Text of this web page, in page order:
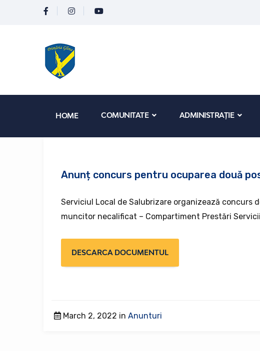
HOME COMUNITATE ADMINISTRAȚIE
Anunț concurs pentru ocuparea două
Serviciul Local de Salubrizare organizează concurs
muncitor necalificat – Compartiment Prestări
DESCARCA DOCUMENTUL
March 2, 2022 in Anunturi